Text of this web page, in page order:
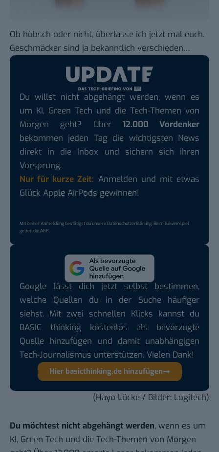
Ob hübsch oder nicht, überlasse ich jetzt mal euch.
Geschmäcker sind ja bekanntlich verschieden…
Du willst nicht abgehängt werden, wenn es
um KI, Green Tech und die Tech-Themen von
Morgen geht? Über 12.000 Vordenker
bekommen jeden Tag die wichtigsten News
direkt in die Inbox und sichern sich ihren
Vorsprung.
Nur für kurze Zeit: Anmelden und mit etwas
Glück Apple AirPods gewinnen!
Mit deiner Anmeldung bestätigst du unsereDatenschutzerklärung. Beim Gewinnspiel
gelten dieAGB.
Google lässt dich jetzt selbst bestimmen,
welche Quellen du in der Suche häufiger
siehst. Mit zwei schnellen Klicks kannst du
BASIC thinking kostenlos als bevorzugte
Quelle hinzufügen und damit unabhängigen
Tech-Journalismus unterstützen. Vielen Dank!
Hier basicthinking.de hinzufügen
(Hayo Lücke / Bilder: Logitech)
Du möchtest nicht abgehängt werden, wenn es um
KI, Green Tech und die Tech-Themen von Morgen